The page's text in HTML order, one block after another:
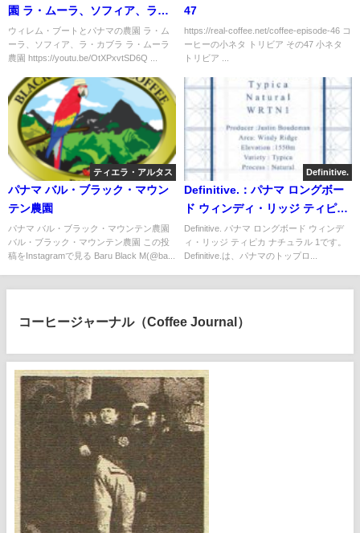
園 ラ・ムーラ、ソフィア、ラ・
カブラ
ウィレム・ブートとパナマの農園 ラ・ム
ーラ、ソフィア、ラ・カブラ ラ・ムーラ
農園 https://youtu.be/OtXPxvtSD6Q ...
47
https://real-coffee.net/coffee-episode-46 コ
ーヒーの小ネタ トリビア その47 小ネタ
トリビア ...
ティエラ・アルタス
パナマ バル・ブラック・マウン
テン農園
パナマ バル・ブラック・マウンテン農園
バル・ブラック・マウンテン農園 この投
稿をInstagramで見る Baru Black M(@ba...
Definitive.
Definitive.：パナマ ロングボー
ド ウィンディ・リッジ ティピカ
ナチュラル 1
Definitive. パナマ ロングボード ウィンデ
ィ・リッジ ティピカ ナチュラル 1です。
Definitive.は、パナマのトップロ...
コーヒージャーナル（Coffee Journal）